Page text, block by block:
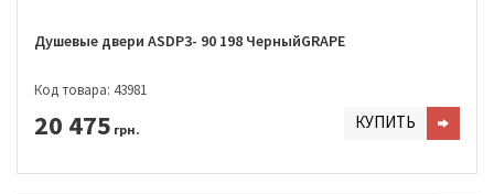
Душевые двери ASDP3- 90 198 ЧерныйGRAPE
Код товара: 43981
20 475 грн. КУПИТЬ